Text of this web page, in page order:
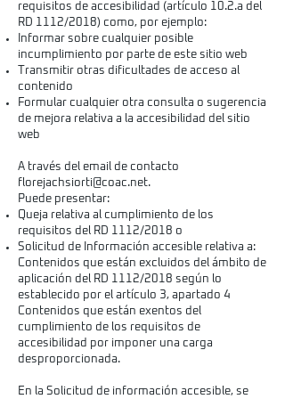
requisitos de accesibilidad (artículo 10.2.a del
RD 1112/2018) como, por ejemplo:
Informar sobre cualquier posible
incumplimiento por parte de este sitio web
Transmitir otras dificultades de acceso al
contenido
Formular cualquier otra consulta o sugerencia
de mejora relativa a la accesibilidad del sitio
web
A través del email de contacto
florejachsiorti@coac.net.
Puede presentar:
Queja relativa al cumplimiento de los
requisitos del RD 1112/2018 o
Solicitud de Información accesible relativa a:
Contenidos que están excluidos del ámbito de
aplicación del RD 1112/2018 según lo
establecido por el artículo 3, apartado 4
Contenidos que están exentos del
cumplimiento de los requisitos de
accesibilidad por imponer una carga
desproporcionada.
En la Solicitud de información accesible, se